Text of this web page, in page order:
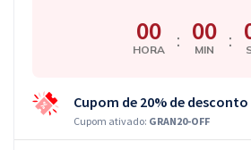
00
HORA : 00
MIN :
Cupom de 20% de desconto
Cupom ativado: GRAN20-OFF